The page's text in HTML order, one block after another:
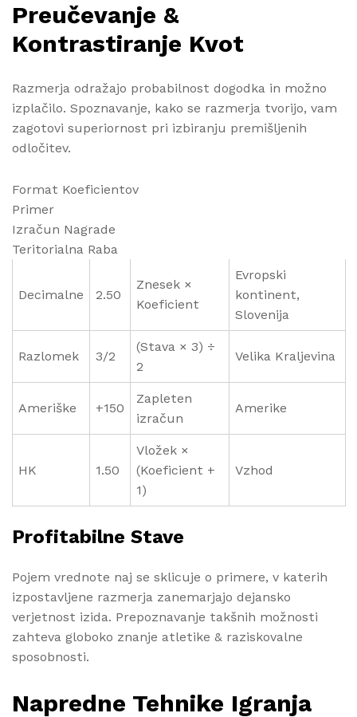
Preučevanje &
Kontrastiranje Kvot
Razmerja odražajo probabilnost dogodka in možno
izplačilo. Spoznavanje, kako se razmerja tvorijo, vam
zagotovi superiornost pri izbiranju premišljenih
odločitev.
Format Koeficientov
Primer
Izračun Nagrade
Teritorialna Raba
Decimalne 2.50
Znesek ×
Koeficient
Evropski
kontinent,
Slovenija
Razlomek 3/2
(Stava × 3) ÷
2
Velika Kraljevina
Ameriške +150
Zapleten
izračun
Amerike
HK 1.50
Vložek ×
(Koeficient +
1)
Vzhod
Profitabilne Stave
Pojem vrednote naj se sklicuje o primere, v katerih
izpostavljene razmerja zanemarjajo dejansko
verjetnost izida. Prepoznavanje takšnih možnosti
zahteva globoko znanje atletike & raziskovalne
sposobnosti.
Napredne Tehnike Igranja